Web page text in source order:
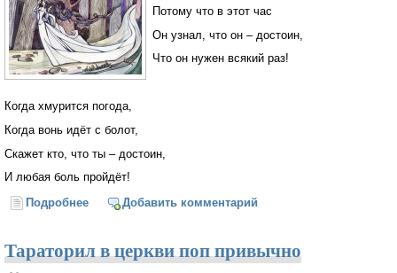
Потому что в этот час
Он узнал, что он – достоин,
Что он нужен всякий раз!
Когда хмурится погода,
Когда вонь идёт с болот,
Скажет кто, что ты – достоин,
И любая боль пройдёт!
Подробнее о Гном устал, но он доволен
Добавить комментарий
Тараторил в церкви поп привычно